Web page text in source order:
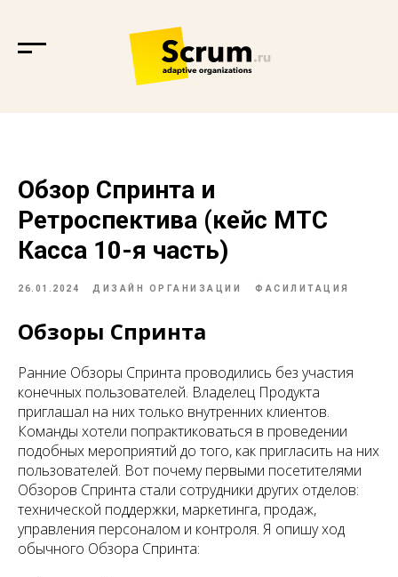
Обзор Спринта и
Ретроспектива (кейс МТС
Касса 10-я часть)
26.01.2024 ДИЗАЙН ОРГАНИЗАЦИИ ФАСИЛИТАЦИЯ
Обзоры Спринта
Ранние Обзоры Спринта проводились без участия
конечных пользователей. Владелец Продукта
приглашал на них только внутренних клиентов.
Команды хотели попрактиковаться в проведении
подобных мероприятий до того, как пригласить на них
пользователей. Вот почему первыми посетителями
Обзоров Спринта стали сотрудники других отделов:
технической поддержки, маркетинга, продаж,
управления персоналом и контроля. Я опишу ход
обычного Обзора Спринта: